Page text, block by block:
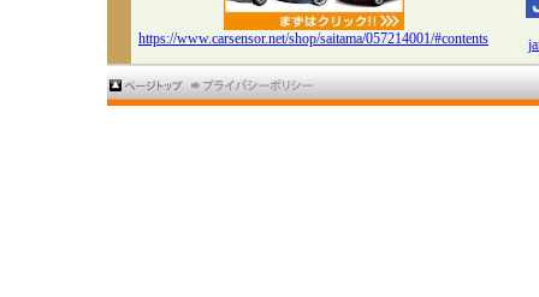
https://www.carsensor.net/shop/saitama/057214001/#contents